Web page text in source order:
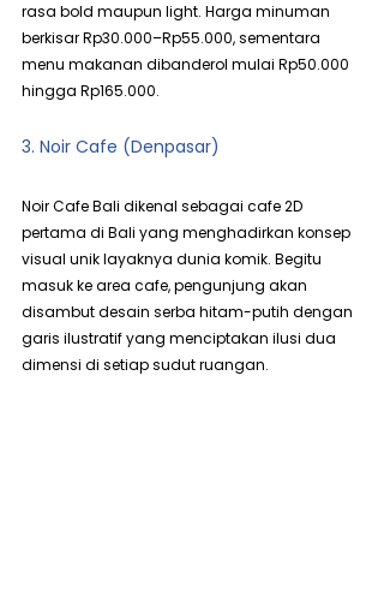
rasa bold maupun light. Harga minuman
berkisar Rp30.000–Rp55.000, sementara
menu makanan dibanderol mulai Rp50.000
hingga Rp165.000.
3. Noir Cafe (Denpasar)
Noir Cafe Bali dikenal sebagai cafe 2D
pertama di Bali yang menghadirkan konsep
visual unik layaknya dunia komik. Begitu
masuk ke area cafe, pengunjung akan
disambut desain serba hitam-putih dengan
garis ilustratif yang menciptakan ilusi dua
dimensi di setiap sudut ruangan.